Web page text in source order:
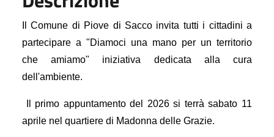
Il Comune di Piove di Sacco invita tutti i cittadini a
partecipare a "Diamoci una mano per un territorio
che amiamo" iniziativa dedicata alla cura
dell'ambiente.
Il primo appuntamento del 2026 si terrà sabato 11
aprile nel quartiere di Madonna delle Grazie.